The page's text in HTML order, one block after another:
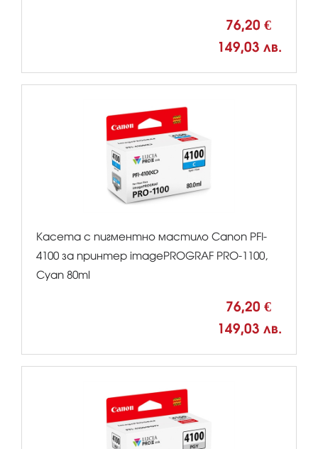
76,20 €
149,03 лв.
Касета с пигментно мастило Canon PFI-
4100 за принтер imagePROGRAF PRO-1100,
Cyan 80ml
76,20 €
149,03 лв.